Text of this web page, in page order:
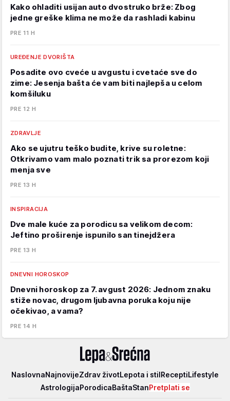
Kako ohladiti usijan auto dvostruko brže: Zbog
jedne greške klima ne može da rashladi kabinu
PRE 11 H
UREĐENJE DVORIŠTA
Posadite ovo cveće u avgustu i cvetaće sve do
zime: Jesenja bašta će vam biti najlepša u celom
komšiluku
PRE 12 H
ZDRAVLJE
Ako se ujutru teško budite, krive su roletne:
Otkrivamo vam malo poznati trik sa prorezom koji
menja sve
PRE 13 H
INSPIRACIJA
Dve male kuće za porodicu sa velikom decom:
Jeftino proširenje ispunilo san tinejdžera
PRE 13 H
DNEVNI HOROSKOP
Dnevni horoskop za 7. avgust 2026: Jednom znaku
stiže novac, drugom ljubavna poruka koju nije
očekivao, a vama?
PRE 14 H
Lepa
NaslovnaNajnovijeZdrav životLepota i stilReceptiLifestyle
AstrologijaPorodicaBaštaStanPretplati se